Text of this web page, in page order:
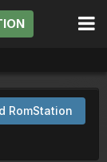
RomStation